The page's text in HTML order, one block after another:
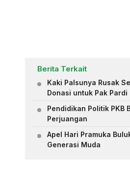
Berita Terkait
Kaki Palsunya Rusak
Donasi untuk Pak Pardi
Pendidikan Politik PKB
Perjuangan
Apel Hari Pramuka
Generasi Muda